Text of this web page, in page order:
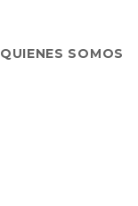
QUIENES SOMOS